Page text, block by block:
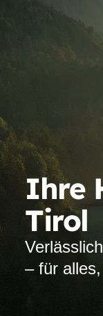
Ihre
Tirol
– für